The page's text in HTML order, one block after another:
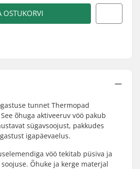
OSTUKORVI
tunnet Thermopad
õhuga aktiveeruv vöö pakub
sügavsoojust, pakkudes
igapäevaelus.
vöö tekitab püsiva ja
Õhuke ja kerge materjal